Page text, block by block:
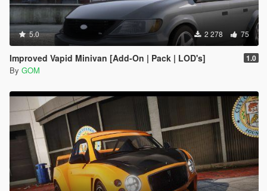
5.0 2 278 75
Improved Vapid Minivan [Add-On | Pack | LOD's] 1.0
By GOM